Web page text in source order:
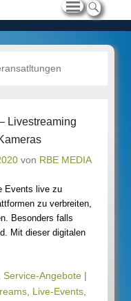
Livestreaming
von RBE MEDIA
Events live zu
zu verbreiten,
Besonders falls
Mit dieser digitalen
Service-Angebote |
Live-Events